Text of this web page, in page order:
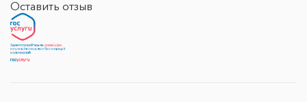
Оставить отзыв